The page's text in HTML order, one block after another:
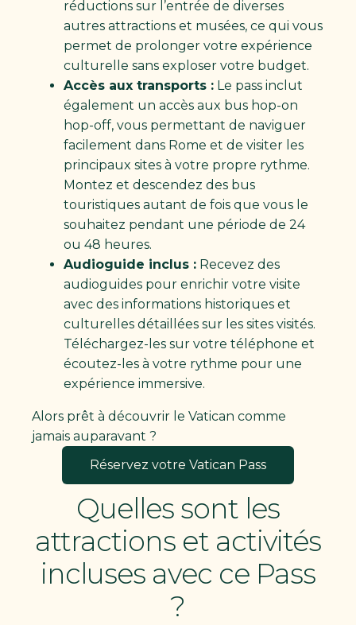
réductions sur l’entrée de diverses
autres attractions et musées, ce qui vous
permet de prolonger votre expérience
culturelle sans exploser votre budget.
Accès aux transports : Le pass inclut
également un accès aux bus hop-on
hop-off, vous permettant de naviguer
facilement dans Rome et de visiter les
principaux sites à votre propre rythme.
Montez et descendez des bus
touristiques autant de fois que vous le
souhaitez pendant une période de 24
ou 48 heures. ​
Audioguide inclus : Recevez des
audioguides pour enrichir votre visite
avec des informations historiques et
culturelles détaillées sur les sites visités.
Téléchargez-les sur votre téléphone et
écoutez-les à votre rythme pour une
expérience immersive.
Alors prêt à découvrir le Vatican comme
jamais auparavant ?
Réservez votre Vatican Pass
Quelles sont les
attractions et activités
incluses avec ce Pass
?